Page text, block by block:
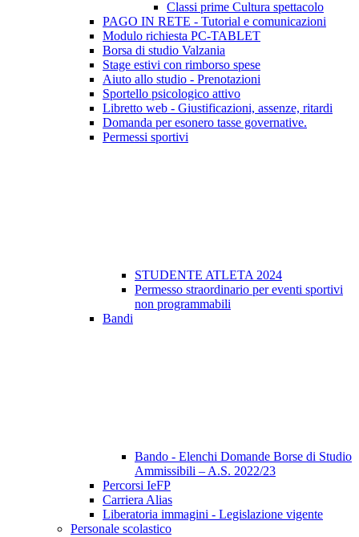
Classi prime Cultura spettacolo
PAGO IN RETE - Tutorial e comunicazioni
Modulo richiesta PC-TABLET
Borsa di studio Valzania
Stage estivi con rimborso spese
Aiuto allo studio - Prenotazioni
Sportello psicologico attivo
Libretto web - Giustificazioni, assenze, ritardi
Domanda per esonero tasse governative.
Permessi sportivi
STUDENTE ATLETA 2024
Permesso straordinario per eventi sportivi
non programmabili
Bandi
Bando - Elenchi Domande Borse di Studio
Ammissibili – A.S. 2022/23
Percorsi IeFP
Carriera Alias
Liberatoria immagini - Legislazione vigente
Personale scolastico